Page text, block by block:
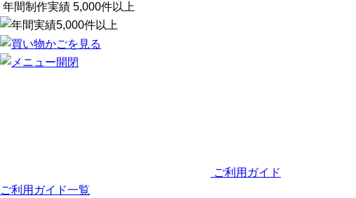
年間制作実績 5,000件以上
ご利用ガイド
ご利用ガイド一覧